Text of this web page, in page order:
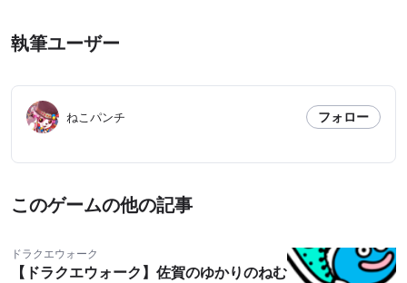
執筆ユーザー
ねこパンチ フォロー
このゲームの他の記事
ドラクエウォーク
【ドラクエウォーク】佐賀のゆかりのねむ